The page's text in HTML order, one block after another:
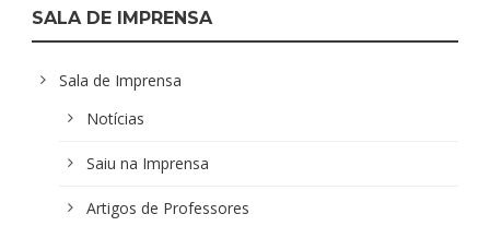
SALA DE IMPRENSA
Sala de Imprensa
Notícias
Saiu na Imprensa
Artigos de Professores